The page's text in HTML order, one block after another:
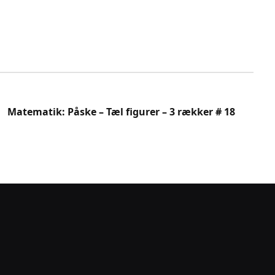
Matematik: Påske – Tæl figurer – 3 rækker # 18